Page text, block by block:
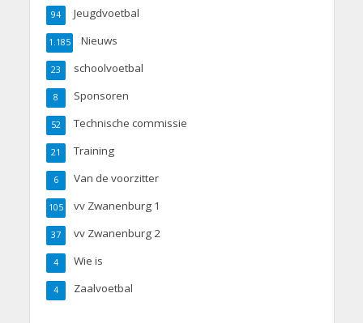
Jeugdvoetbal
94
Nieuws
1.185
schoolvoetbal
23
Sponsoren
8
Technische commissie
52
Training
21
Van de voorzitter
6
vv Zwanenburg 1
105
vv Zwanenburg 2
37
Wie is
4
Zaalvoetbal
4